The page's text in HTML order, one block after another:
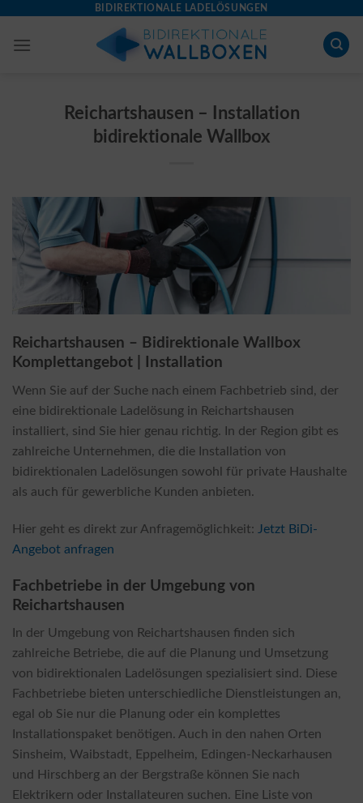
content
BIDIREKTIONALE LADELÖSUNGEN
Reichartshausen – Installation
bidirektionale Wallbox
Reichartshausen – Bidirektionale Wallbox
Komplettangebot | Installation
Wenn Sie auf der Suche nach einem Fachbetrieb sind, der
eine bidirektionale Ladelösung in Reichartshausen
installiert, sind Sie hier genau richtig. In der Region gibt es
zahlreiche Unternehmen, die die Installation von
bidirektionalen Ladelösungen sowohl für private Haushalte
als auch für gewerbliche Kunden anbieten.
Hier geht es direkt zur Anfragemöglichkeit: Jetzt BiDi-
Angebot anfragen
Fachbetriebe in der Umgebung von
Reichartshausen
In der Umgebung von Reichartshausen finden sich
zahlreiche Betriebe, die auf die Planung und Umsetzung
von bidirektionalen Ladelösungen spezialisiert sind. Diese
Fachbetriebe bieten unterschiedliche Dienstleistungen an,
egal ob Sie nur die Planung oder ein komplettes
Installationspaket benötigen. Auch in den nahen Orten
Sinsheim, Waibstadt, Eppelheim, Edingen-Neckarhausen
und Hirschberg an der Bergstraße können Sie nach
Elektrikern oder Installateuren suchen. Eine Liste von